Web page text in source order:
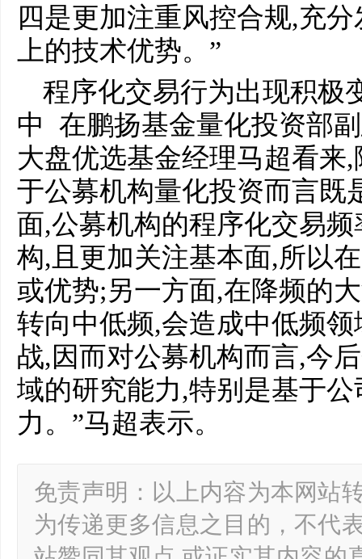
四是更加注重风控合规,充
上的技术优势。”
程序化交易行为出现积极
中 在鹏扬基金量化投资部
大盘优选基金经理马超看来
于公募机构量化投资而言既
面,公募机构的程序化交易
构,且更加关注基本面,所以
或优势;另一方面,在降频的
转向中低频,会造成中低频
战,因而对公募机构而言,今
域的研究能力,特别是基于
力。”马超表示。
免责声明：以上内容为本网站
为传递更多信息之目的，不代